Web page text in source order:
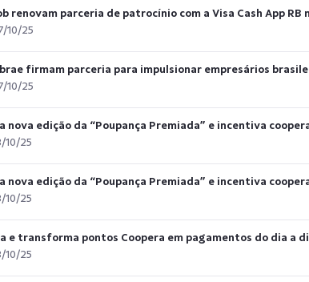
renovam parceria de patrocínio com a Visa Cash App RB
10/25
firmam parceria para impulsionar empresários
10/25
nova edição da “Poupança Premiada” e incentiva
10/25
nova edição da “Poupança Premiada” e incentiva
10/25
e transforma pontos Coopera em pagamentos do dia a
10/25